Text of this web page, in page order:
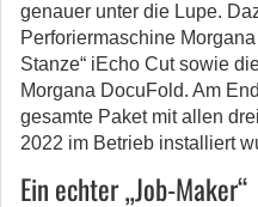
genauer unter die Lupe.
Perforiermaschine
Stanze“ iEcho Cut sowie
Morgana DocuFold. Am
gesamte Paket mit allen
2022 im Betrieb installiert
Ein echter „Job-Maker“